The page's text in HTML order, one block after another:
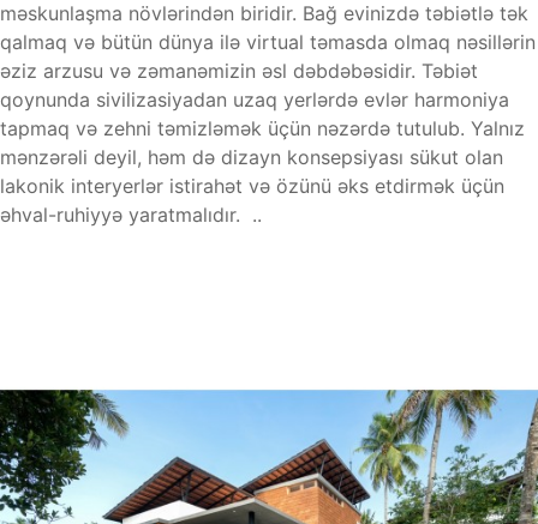
məskunlaşma növlərindən biridir. Bağ evinizdə təbiətlə tək
qalmaq və bütün dünya ilə virtual təmasda olmaq nəsillərin
əziz arzusu və zəmanəmizin əsl dəbdəbəsidir. Təbiət
qoynunda sivilizasiyadan uzaq yerlərdə evlər harmoniya
tapmaq və zehni təmizləmək üçün nəzərdə tutulub. Yalnız
mənzərəli deyil, həm də dizayn konsepsiyası sükut olan
lakonik interyerlər istirahət və özünü əks etdirmək üçün
əhval-ruhiyyə yaratmalıdır. ..